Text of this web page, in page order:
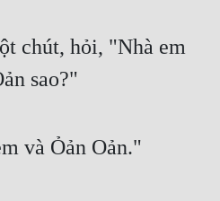
chút, hỏi, "Nhà em
sao?"
và Ỏản Oản."